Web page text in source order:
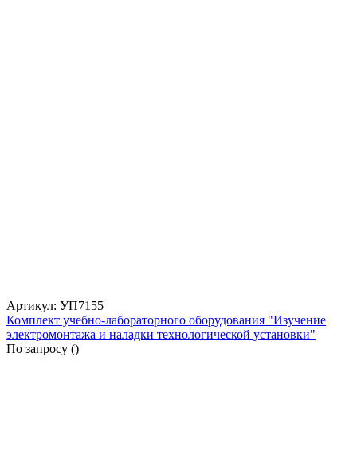
Артикул: УП7155
Комплект учебно-лабораторного оборудования "Изучение
электромонтажа и наладки технологической установки"
По запросу ()